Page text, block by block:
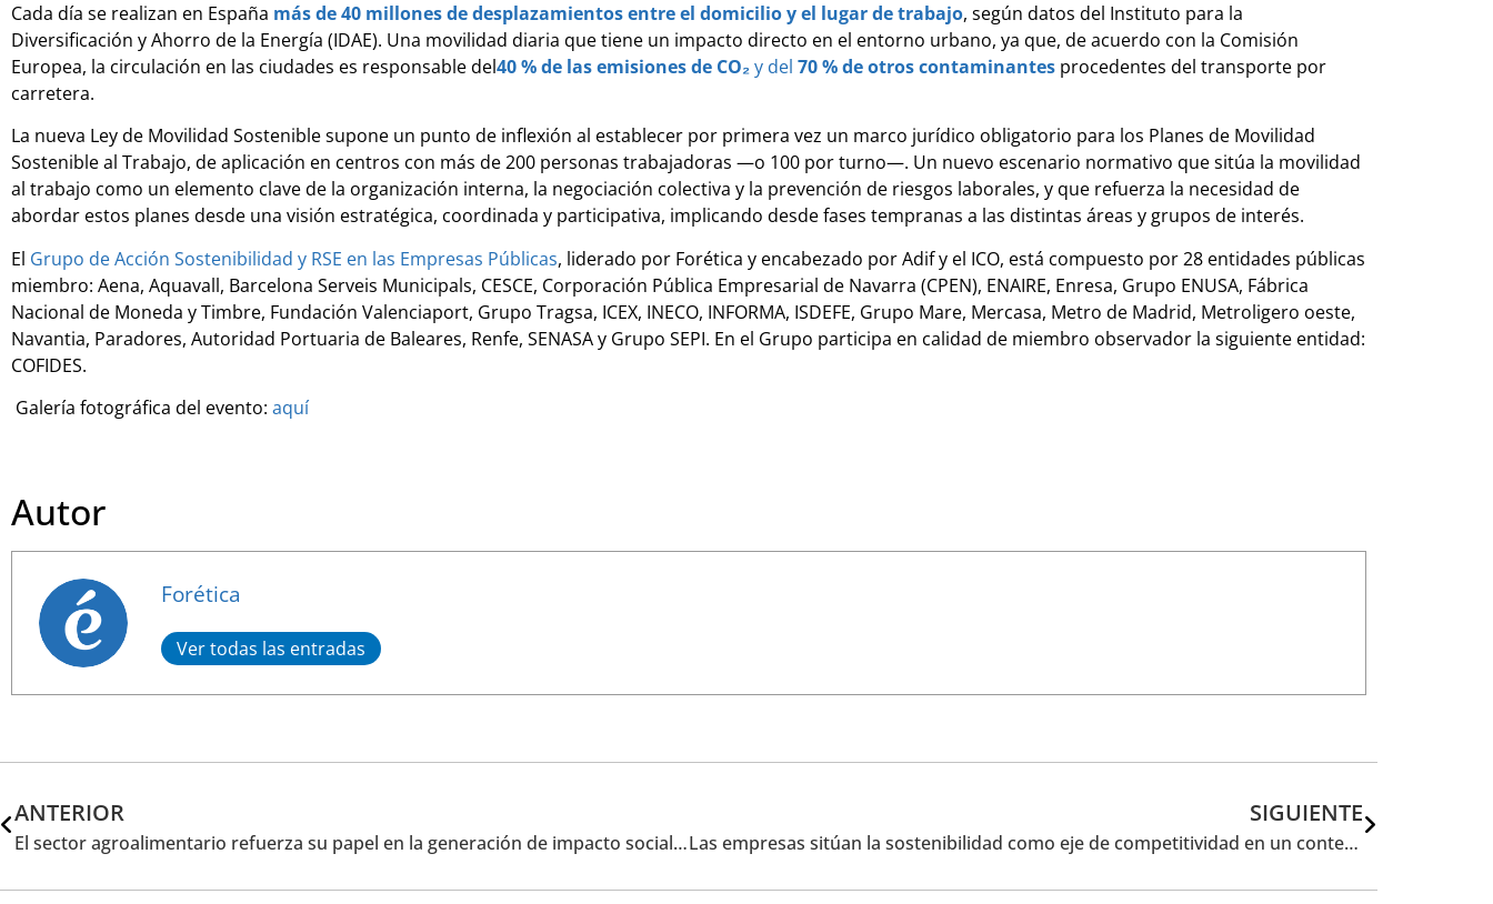
Cada día se realizan en España más de 40 millones de desplazamientos entre el domicilio y el lugar de trabajo, según datos del Instituto para la
Diversificación y Ahorro de la Energía (IDAE). Una movilidad diaria que tiene un impacto directo en el entorno urbano, ya que, de acuerdo con la Comisión
Europea, la circulación en las ciudades es responsable del40 % de las emisiones de CO₂y del 70 % de otros contaminantes procedentes del transporte por
carretera.
La nueva Ley de Movilidad Sostenible supone un punto de inflexión al establecer por primera vez un marco jurídico obligatorio para los Planes de Movilidad
Sostenible al Trabajo, de aplicación en centros con más de 200 personas trabajadoras —o 100 por turno—. Un nuevo escenario normativo que sitúa la movilidad
al trabajo como un elemento clave de la organización interna, la negociación colectiva y la prevención de riesgos laborales, y que refuerza la necesidad de
abordar estos planes desde una visión estratégica, coordinada y participativa, implicando desde fases tempranas a las distintas áreas y grupos de interés.
El Grupo de Acción Sostenibilidad y RSE en las Empresas Públicas, liderado por Forética y encabezado por Adif y el ICO, está compuesto por 28 entidades públicas
miembro: Aena, Aquavall, Barcelona Serveis Municipals, CESCE, Corporación Pública Empresarial de Navarra (CPEN), ENAIRE, Enresa, Grupo ENUSA, Fábrica
Nacional de Moneda y Timbre, Fundación Valenciaport, Grupo Tragsa, ICEX, INECO, INFORMA, ISDEFE, Grupo Mare, Mercasa, Metro de Madrid, Metroligero oeste,
Navantia, Paradores, Autoridad Portuaria de Baleares, Renfe, SENASA y Grupo SEPI. En el Grupo participa en calidad de miembro observador la siguiente entidad:
COFIDES.
Galería fotográfica del evento: aquí
Autor
Forética
Ver todas las entradas
ANTERIOR
El sector agroalimentario refuerza su papel en la generación de impacto social positivo
SIGUIENTE
Las empresas sitúan la sostenibilidad como eje de competitividad en un contexto de menor presión regulatoria